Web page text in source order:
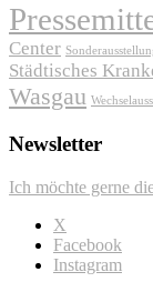
Center
Städtisches
Wasgau
Newsletter
Ich möchte gerne
X
Facebook
Instagram